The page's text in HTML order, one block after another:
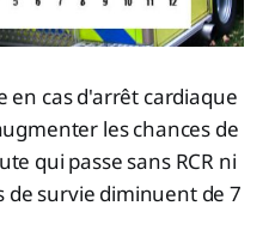
en cas d'arrêt cardiaque
les chances de
qui passe sans RCR ni
de survie diminuent de 7